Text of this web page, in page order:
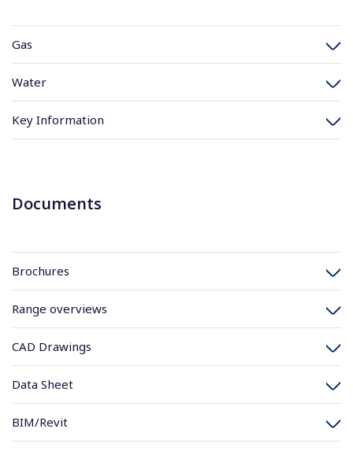
Gas
Water
Key Information
Documents
Brochures
Range overviews
CAD Drawings
Data Sheet
BIM/Revit